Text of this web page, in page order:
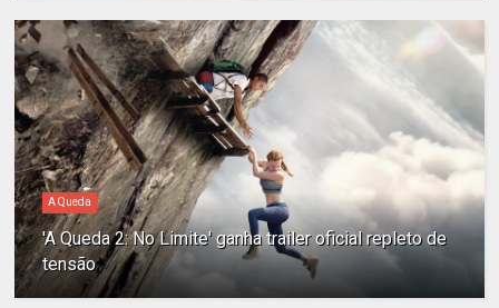
A Queda
'A Queda 2: No Limite' ganha trailer oficial repleto de
tensão